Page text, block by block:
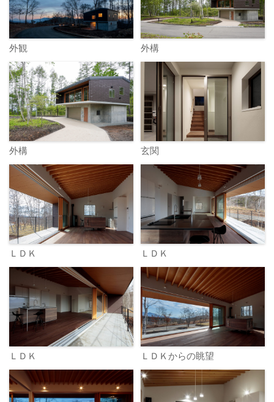
外観 外構
外構 玄関
ＬＤＫ ＬＤＫ
ＬＤＫ ＬＤＫからの眺望